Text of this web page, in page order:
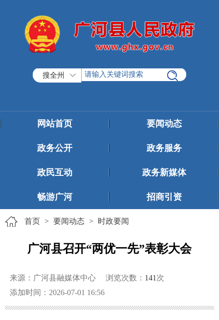
搜全州
网站首页 要闻动态
政务公开 政务服务
政民互动 政务新媒体
畅游广河 招商引资
首页 > 要闻动态 > 时政要闻
广河县召开“两优一先”表彰大会
来源：广河县融媒体中心 浏览次数： 141 次
添加时间：2026-07-01 16:56